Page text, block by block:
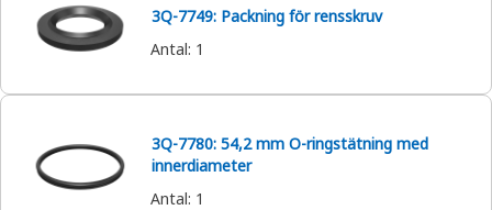
3Q-7749: Packning för rensskruv
Antal: 1
3Q-7780: 54,2 mm O-ringstätning med
innerdiameter
Antal: 1